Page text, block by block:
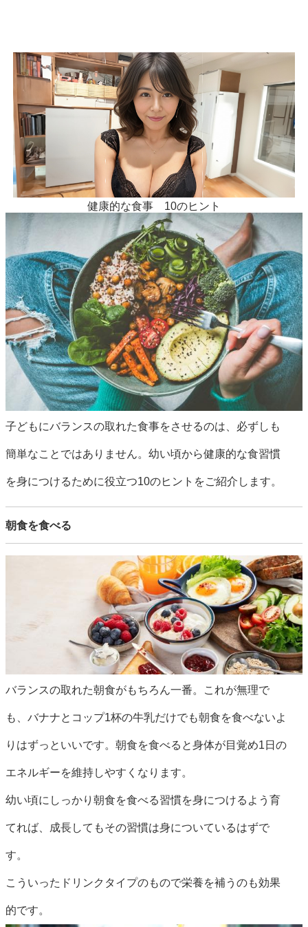
健康的な食事 10のヒント
子どもにバランスの取れた食事をさせるのは、必ずしも
簡単なことではありません。幼い頃から健康的な食習慣
を身につけるために役立つ10のヒントをご紹介します。
朝食を食べる
バランスの取れた朝食がもちろん一番。これが無理で
も、バナナとコップ1杯の牛乳だけでも朝食を食べないよ
りはずっといいです。朝食を食べると身体が目覚め1日の
エネルギーを維持しやすくなります。
幼い頃にしっかり朝食を食べる習慣を身につけるよう育
てれば、成長してもその習慣は身についているはずで
す。
こういったドリンクタイプのもので栄養を補うのも効果
的です。